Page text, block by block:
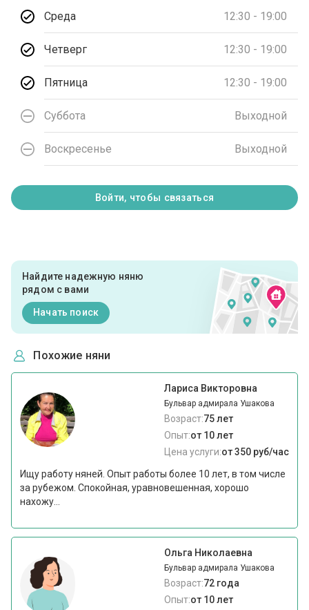
Среда 12:30 - 19:00
Четверг 12:30 - 19:00
Пятница 12:30 - 19:00
Суббота Выходной
Воскресенье Выходной
Войти, чтобы связаться
Найдите надежную няню
рядом с вами
Начать поиск
Похожие няни
Лариса Викторовна
Бульвар адмирала Ушакова
Возраст:75 лет
Опыт:от 10 лет
Цена услуги:от 350 руб/час
Ищу работу няней. Опыт работы более 10 лет, в том числе
за рубежом. Спокойная, уравновешенная, хорошо
нахожу...
Ольга Николаевна
Бульвар адмирала Ушакова
Возраст:72 года
Опыт:от 10 лет